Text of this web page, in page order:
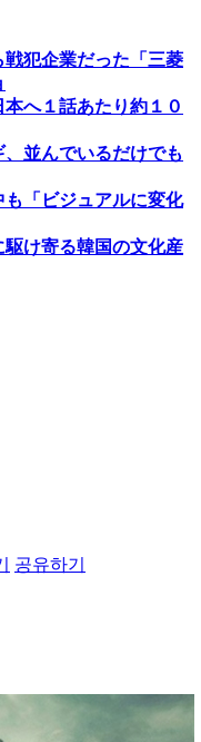
犯企業だった「三菱
へ１話あたり約１０
並んでいるだけでも
「ビジュアルに変化
駆け寄る韓国の文化産
공유하기